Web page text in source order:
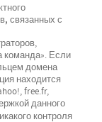
связанных с
команда». Если
домена
находится
free.fr,
данного
контроля